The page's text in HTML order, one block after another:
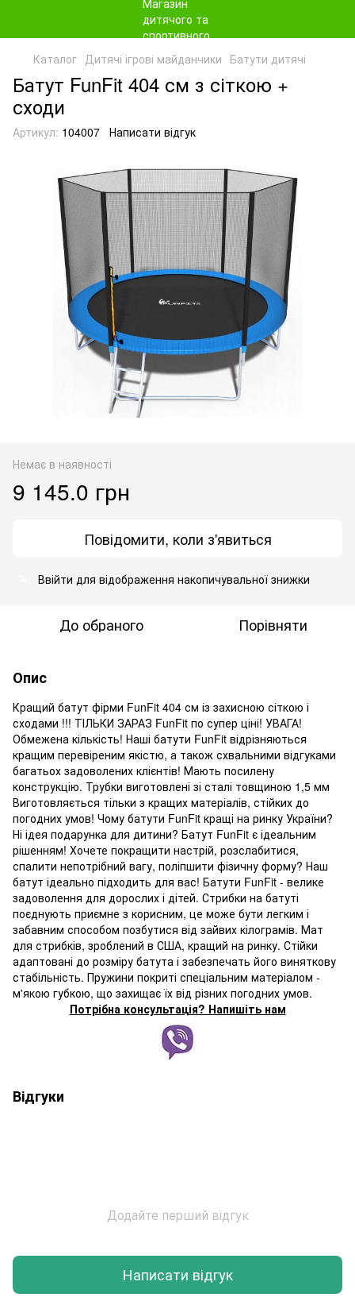
Каталог Дитячі ігрові майданчики Батути дитячі
Батут FunFit 404 см з сіткою +
сходи
Артикул: 104007 Написати відгук
Немає в наявності
9 145.0 грн
Повідомити, коли з'явиться
Ввійти для відображення накопичувальної знижки
До обраного Порівняти
Опис
Кращий батут фірми FunFit 404 см із захисною сіткою і
сходами !!! ТІЛЬКИ ЗАРАЗ FunFit по супер ціні! УВАГА!
Обмежена кількість! Наші батути FunFit відрізняються
кращим перевіреним якістю, а також схвальними відгуками
багатьох задоволених клієнтів! Мають посилену
конструкцію. Трубки виготовлені зі сталі товщиною 1,5 мм
Виготовляється тільки з кращих матеріалів, стійких до
погодних умов! Чому батути FunFit кращі на ринку України?
Ні ідея подарунка для дитини? Батут FunFit є ідеальним
рішенням! Хочете покращити настрій, розслабитися,
спалити непотрібний вагу, поліпшити фізичну форму? Наш
батут ідеально підходить для вас! Батути FunFit - велике
задоволення для дорослих і дітей. Стрибки на батуті
поєднують приємне з корисним, це може бути легким і
забавним способом позбутися від зайвих кілограмів. Мат
для стрибків, зроблений в США, кращий на ринку. Стійки
адаптовані до розміру батута і забезпечать його виняткову
стабільність. Пружини покриті спеціальним матеріалом -
м'якою губкою, що захищає їх від різних погодних умов.
Потрібна консультація? Напишіть нам
Відгуки
Додайте перший відгук
Написати відгук